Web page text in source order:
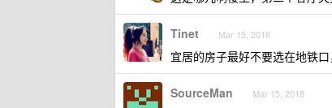
Tinet Mar 15, 2018
宜居的房子最好不要选在地铁
SourceMan Mar 15, 2018